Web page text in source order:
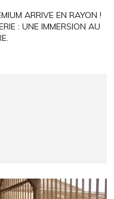
ARRIVE EN RAYON !
: UNE IMMERSION AU